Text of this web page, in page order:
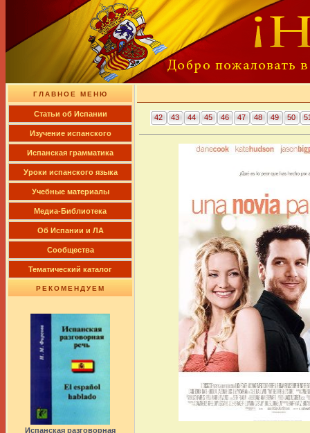
ГЛАВНОЕ МЕНЮ
Cтатьи об Испании
Изучение испанского
Испанская грамматика
Уроки испанского языка
Учебные материалы
Медиа-Библиотека
Об Испании и ЛА
Сообщества
Тематический каталог
РЕКОМЕНДУЕМ
Испанская разговорная
42 43 44 45 46 47 48 49 50